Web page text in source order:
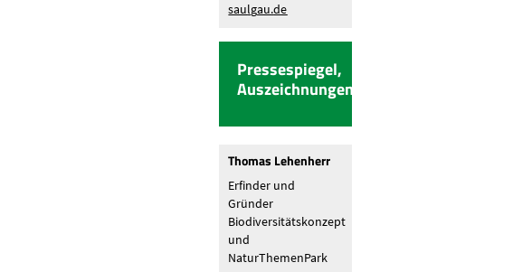
s
lg d
Pressespiegel,
Auszeichnungen
Thomas Lehenherr
Erfinder und
Gründer
Biodiversitätskonzept
und
NaturThemenPark